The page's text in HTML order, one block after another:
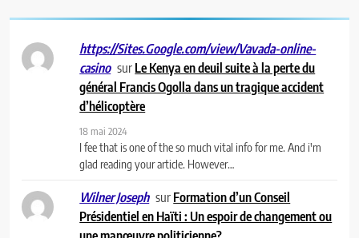
https://Sites.Google.com/view/Vavada-online-
casino surLe Kenya en deuil suite à la perte du
général Francis Ogolla dans un tragique accident
d’hélicoptère
18 mai 2024
I fee that is one of the so much vital info for me. And i'm
glad reading your article. However…
Wilner Joseph surFormation d’un Conseil
Présidentiel en Haïti : Un espoir de changement ou